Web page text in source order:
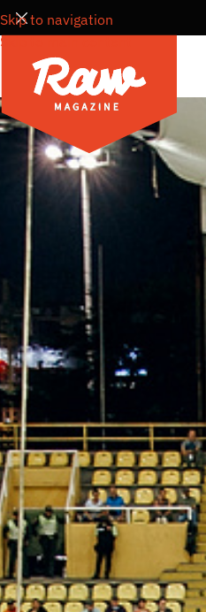
Skip to navigation
Skip to main content